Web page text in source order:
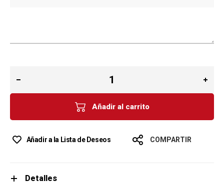
Añadir al carrito
Añadir a la Lista de Deseos COMPARTIR
Detalles